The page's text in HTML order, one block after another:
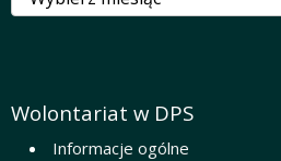
Wolontariat w DPS
Informacje ogólne